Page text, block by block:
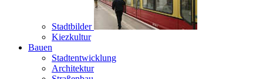
Stadtbilder
Kiezkultur
Bauen
Stadtentwicklung
Architektur